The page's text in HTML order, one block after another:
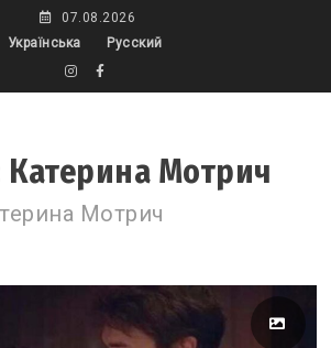
07.08.2026
Українська
Русский
Катерина Мотрич
Мотрич